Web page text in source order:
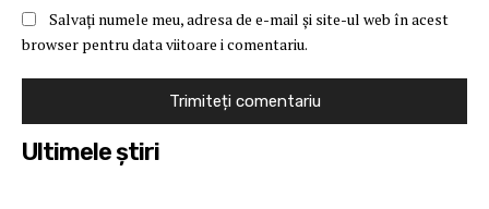
Salvați numele meu, adresa de e-mail și site-ul web în acest
browser pentru data viitoare i comentariu.
Ultimele ştiri